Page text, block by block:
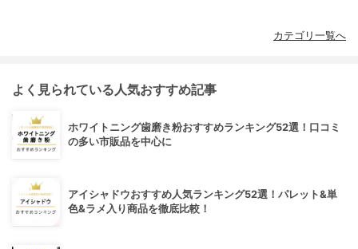
カテゴリ一覧へ
よく見られている人気おすすめ記事
ホワイトニング歯磨き粉おすすめランキング52選！口コミ
の多い市販品を中心に
アイシャドウおすすめ人気ランキング52選！パレット&単
色&ラメ入り商品を徹底比較！